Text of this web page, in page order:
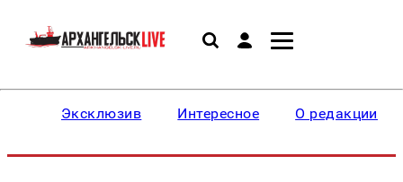
Эксклюзив Интересное О редакции